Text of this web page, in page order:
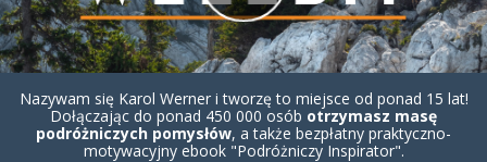
Nazywam się Karol Werner i tworzę to miejsce od ponad 15 lat!
Dołączając do ponad 450 000 osób otrzymasz masę
podróżniczych pomysłów, a także bezpłatny praktyczno-
motywacyjny ebook "Podróżniczy Inspirator".